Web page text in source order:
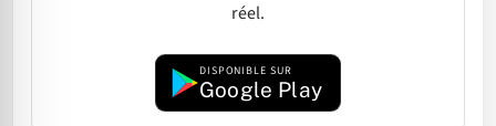
réel.
DISPONIBLE SUR
Google Play